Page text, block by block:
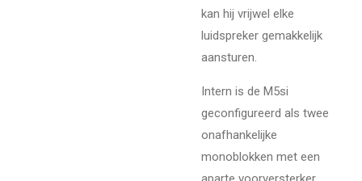
kan hij vrijwel elke
luidspreker gemakkelijk
aansturen.
Intern is de M5si
geconfigureerd als twee
onafhankelijke
monoblokken met een